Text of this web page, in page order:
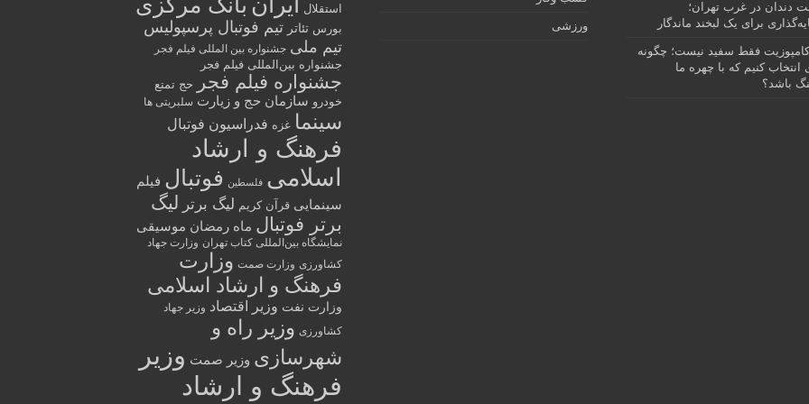
دندان در غرب تهران؛
برای یک لبخند ماندگار
فقط سفید نیست؛ چگونه
انتخاب کنیم که با چهره ما
باشد؟
ورزشی
استقلال
بورس تئاتر تیم فوتبال پرسپولیس
تیم ملی جشنواره بین المللی فیلم فجر
جشنواره بین‌المللی فیلم فجر
جشنواره فیلم فجر
حج تمتع
خودرو سازمان حج و زیارت سلبریتی ها
سینما غزه فدراسیون فوتبال
فرهنگ و ارشاد
اسلامی فلسطین فوتبال فیلم
سینمایی قرآن کریم لیگ برتر لیگ
برتر فوتبال ماه رمضان موسیقی
نمایشگاه بین‌المللی کتاب تهران وزارت جهاد
کشاورزی وزارت صمت وزارت
فرهنگ و ارشاد اسلامی
وزارت نفت وزیر اقتصاد وزیر جهاد
کشاورزی وزیر راه و
شهرسازی وزیر صمت وزیر
فرهنگ و ارشاد